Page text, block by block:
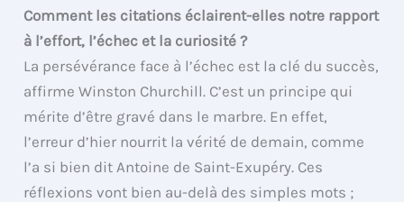
Comment les citations éclairent-elles notre rapport
à l’effort, l’échec et la curiosité ?
La persévérance face à l’échec est la clé du succès,
affirme Winston Churchill. C’est un principe qui
mérite d’être gravé dans le marbre. En effet,
l’erreur d’hier nourrit la vérité de demain, comme
l’a si bien dit Antoine de Saint-Exupéry. Ces
réflexions vont bien au-delà des simples mots ;